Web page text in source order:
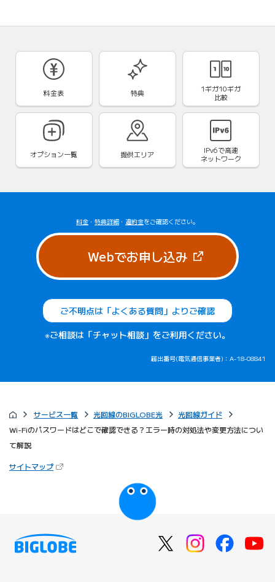
料金表 特典
1ギガ10ギガ
比較
オプション一覧 提供エリア IPv6で高速
ネットワーク
料金 ・ 特典詳細 ・ 違約金をご確認ください。
Webでお申し込み（新しいタブ
ご不明点は「よくある質問」よりご確認
※ご相談は「チャット相談」をご利用ください。
届出番号(電気通信事業者)：A-18-08841
サービス一覧 光回線のBIGLOBE光
光回線ガイド
Wi-Fiのパスワードはどこで確認できる？エラー時の対処法や変更方法につい
て解説
サイトマップ（新しいタブで開きます）
びっぷるのページ